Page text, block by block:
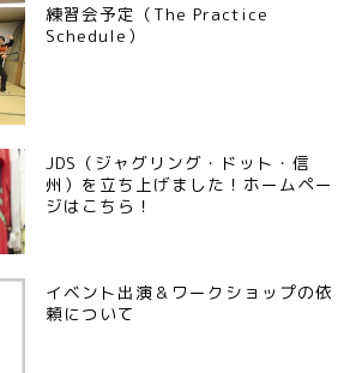
練習会予定（The Practice
Schedule）
JDS（ジャグリング・ドット・信
州）を立ち上げました！ホームペー
ジはこちら！
イベント出演＆ワークショップの依
頼について